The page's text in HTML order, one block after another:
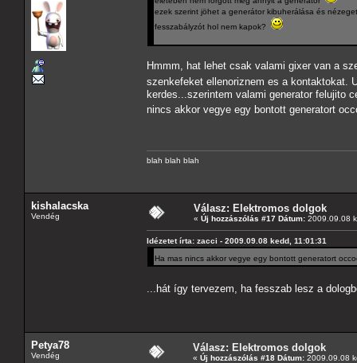
ezek szerint jöhet a generátor kibuherálása és
fesszabályzót hol nem kapok?
Hmmm, hat lehet csak valami gixer van a
szenkefeket ellenoriznem es a kontaktokat.
kerdes...szerintem valami generator felujito
nincs akkor vegye egy bontott generatort
blah blah blah
kishalacska
Vendég
Válasz: Elektromos dolgok
« Új hozzászólás #17 Dátum: 2009.09.08
Idézetet írta: zacci - 2009.09.08 kedd, 11:01:31
Ha mas nincs akkor vegye egy bontott generatort
...hát így tervezem, ha fesszab lesz a
Petya78
Vendég
Válasz: Elektromos dolgok
« Új hozzászólás #18 Dátum: 2009.09.08